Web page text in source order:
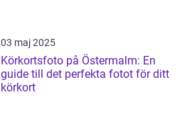
03 maj 2025
Körkortsfoto på Östermalm: En
guide till det perfekta fotot för ditt
körkort